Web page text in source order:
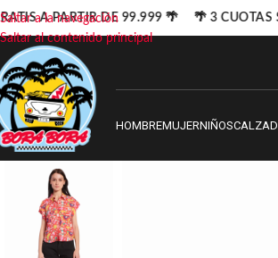
Saltar a la navegación
Saltar al contenido principal
HOMBREMUJERNIÑOS
A PARTIR DE 99.999 🌴 🌴 3 CUOTAS